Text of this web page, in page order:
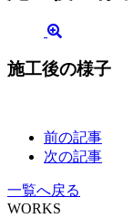
施工後の様子
前の記事
次の記事
一覧へ戻る
WORKS